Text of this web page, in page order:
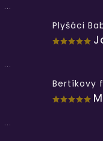
...
Plyšáci
...
Bertíkovy
...